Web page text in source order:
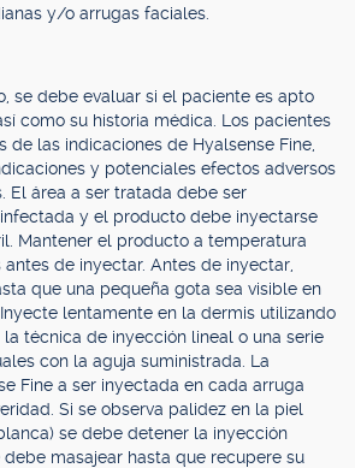
y/o arrugas faciales.
se debe evaluar si el paciente es apto
como su historia médica. Los pacientes
de las indicaciones de Hyalsense Fine,
y potenciales efectos adversos
El área a ser tratada debe ser
y el producto debe inyectarse
Mantener el producto a temperatura
de inyectar. Antes de inyectar,
que una pequeña gota sea visible en
lentamente en la dermis utilizando
técnica de inyección lineal o una serie
con la aguja suministrada. La
Fine a ser inyectada en cada arruga
Si se observa palidez en la piel
se debe detener la inyección
masajear hasta que recupere su